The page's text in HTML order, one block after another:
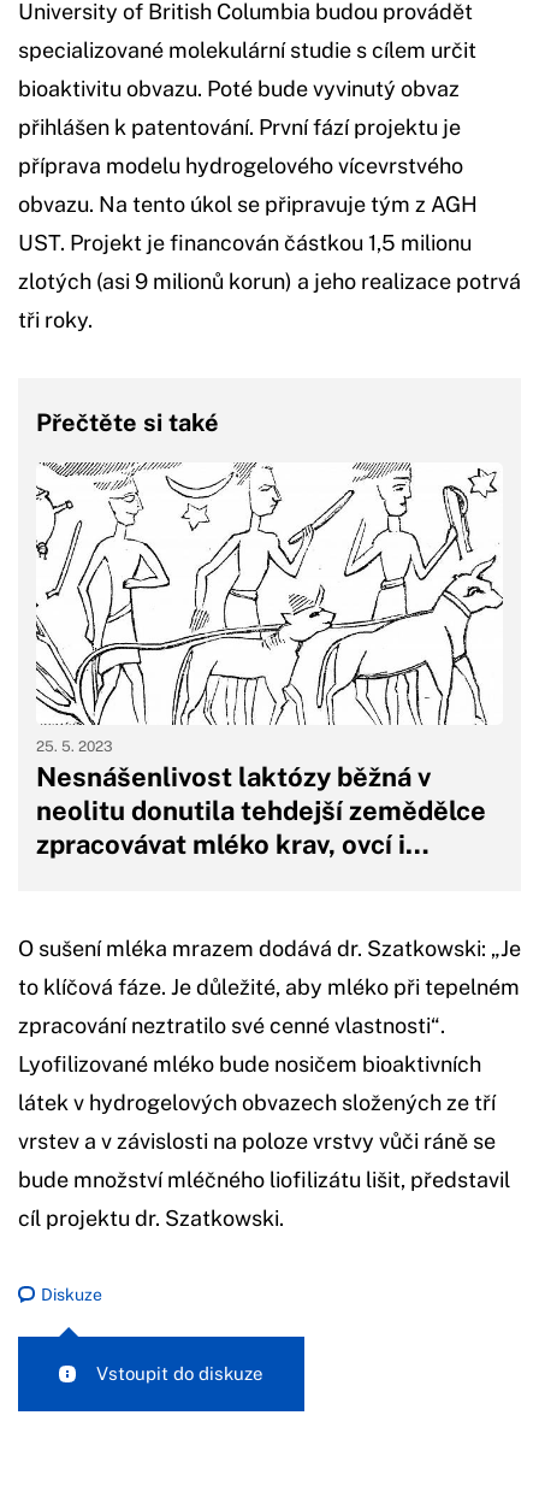
University of British Columbia budou provádět
specializované molekulární studie s cílem určit
bioaktivitu obvazu. Poté bude vyvinutý obvaz
přihlášen k patentování. První fází projektu je
příprava modelu hydrogelového vícevrstvého
obvazu. Na tento úkol se připravuje tým z AGH
UST. Projekt je financován částkou 1,5 milionu
zlotých (asi 9 milionů korun) a jeho realizace potrvá
tři roky.
Přečtěte si také
Nesnášenlivost laktózy běžná v
neolitu donutila tehdejší zemědělce
zpracovávat mléko krav, ovcí i…
25. 5. 2023
O sušení mléka mrazem dodává dr. Szatkowski: „Je
to klíčová fáze. Je důležité, aby mléko při tepelném
zpracování neztratilo své cenné vlastnosti“.
Lyofilizované mléko bude nosičem bioaktivních
látek v hydrogelových obvazech složených ze tří
vrstev a v závislosti na poloze vrstvy vůči ráně se
bude množství mléčného liofilizátu lišit, představil
cíl projektu dr. Szatkowski.
Diskuze
Vstoupit do diskuze